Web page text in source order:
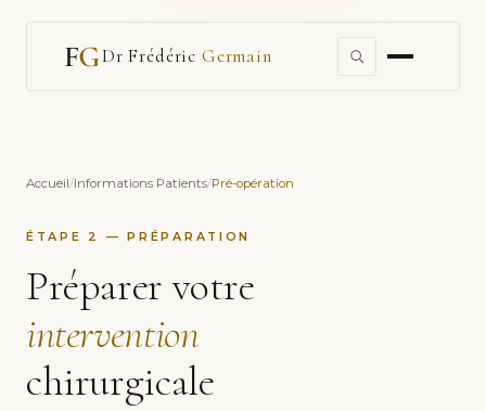
Dr Frédéric Germain
Accueil/Informations Patients/Pré-opération
ÉTAPE 2 — PRÉPARATION
Préparer votre
intervention
chirurgicale